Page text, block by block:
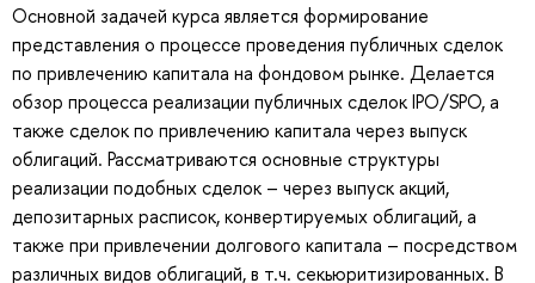
Основной задачей курса является формирование
представления о процессе проведения публичных сделок
по привлечению капитала на фондовом рынке. Делается
обзор процесса реализации публичных сделок IPO/SPO, а
также сделок по привлечению капитала через выпуск
облигаций. Рассматриваются основные структуры
реализации подобных сделок – через выпуск акций,
депозитарных расписок, конвертируемых облигаций, а
также при привлечении долгового капитала – посредством
различных видов облигаций, в т.ч. секьюритизированных. В